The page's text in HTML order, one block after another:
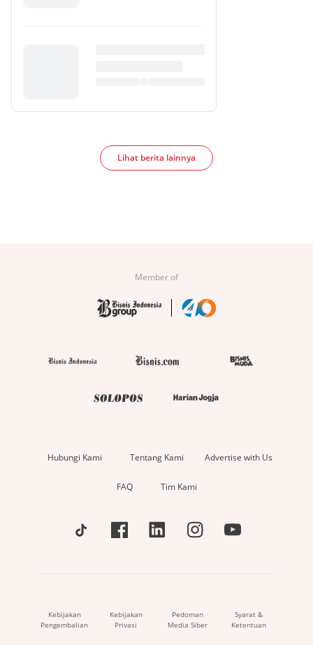
Lihat berita lainnya
Member of
Hubungi Kami Tentang Kami Advertise with Us
FAQ Tim Kami
Kebijakan
Pengembalian
Kebijakan
Privasi
Pedoman
Media Siber
Syarat &
Ketentuan